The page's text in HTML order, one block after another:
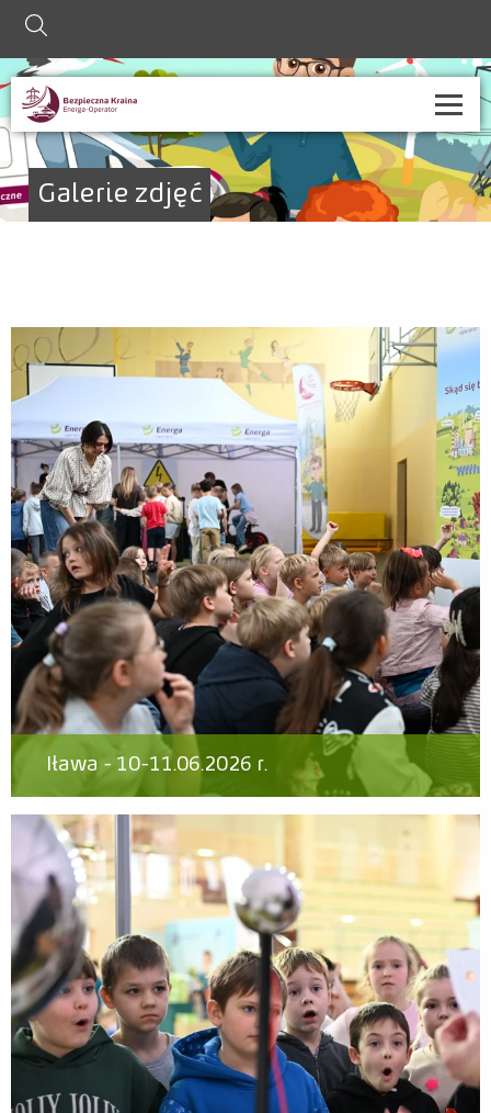
szukaj
O nas
Strefa informacji
Współpraca ze szkołami
Kontakt
Galerie zdjęć
Iława - 10-11.06.2026 r.